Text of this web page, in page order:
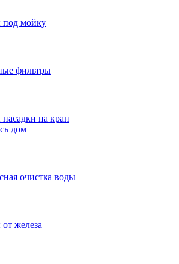
мойку
фильтры
на кран
дом
очистка воды
железа